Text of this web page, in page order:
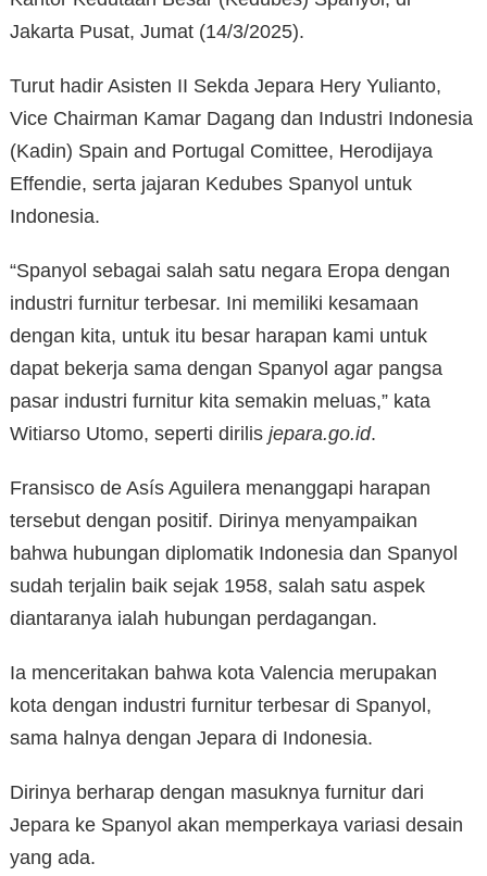
Jakarta Pusat, Jumat (14/3/2025).
Turut hadir Asisten II Sekda Jepara Hery Yulianto,
Vice Chairman Kamar Dagang dan Industri Indonesia
(Kadin) Spain and Portugal Comittee, Herodijaya
Effendie, serta jajaran Kedubes Spanyol untuk
Indonesia.
“Spanyol sebagai salah satu negara Eropa dengan
industri furnitur terbesar. Ini memiliki kesamaan
dengan kita, untuk itu besar harapan kami untuk
dapat bekerja sama dengan Spanyol agar pangsa
pasar industri furnitur kita semakin meluas,” kata
Witiarso Utomo, seperti dirilis jepara.go.id.
Fransisco de Asís Aguilera menanggapi harapan
tersebut dengan positif. Dirinya menyampaikan
bahwa hubungan diplomatik Indonesia dan Spanyol
sudah terjalin baik sejak 1958, salah satu aspek
diantaranya ialah hubungan perdagangan.
Ia menceritakan bahwa kota Valencia merupakan
kota dengan industri furnitur terbesar di Spanyol,
sama halnya dengan Jepara di Indonesia.
Dirinya berharap dengan masuknya furnitur dari
Jepara ke Spanyol akan memperkaya variasi desain
yang ada.